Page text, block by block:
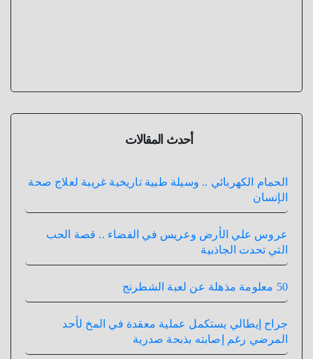
أحدث المقالات
الحمام الكهربائي .. وسيلة طبية تاريخية غريبة لعلاج صحة
الإنسان
عروس علي الأرض وعريس في الفضاء .. قصة الحب
التي تحدت الجاذبية
50 معلومة مذهلة عن لعبة الشطرنج
جراح إيطالي يستكمل عملية معقدة في المخ لأحد
المرضي رغم إصابته بذبحة صدرية